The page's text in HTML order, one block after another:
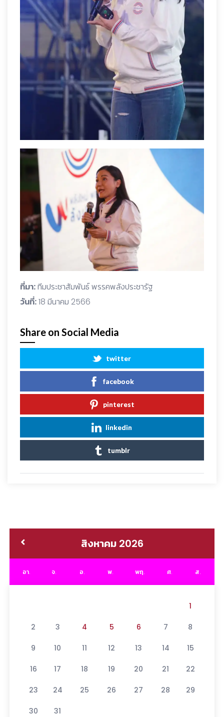
ที่มา:ทีมประชาสัมพันธ์ พรรคพลังประชารัฐ
วันที่:18 มีนาคม 2566
Share on Social Media
twitter
facebook
pinterest
linkedin
tumblr
สิงหาคม 2026
อา. จ. อ. พ. พฤ. ศ. ส.
1
2 3 4 5 6 7 8
9 10 11 12 13 14 15
16 17 18 19 20 21 22
23 24 25 26 27 28 29
30 31